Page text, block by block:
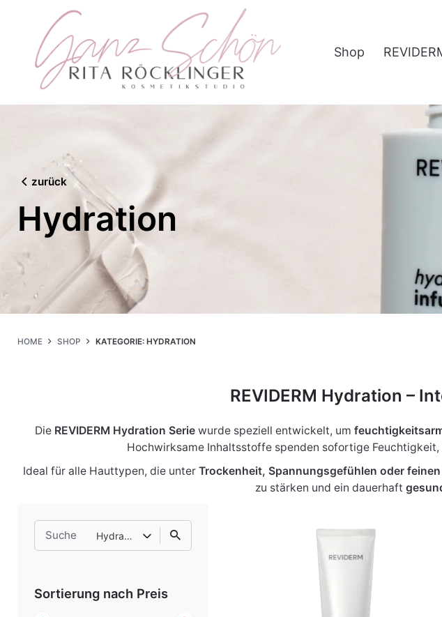
Shop
zurück
Hydration
HOME SHOP
KATEGORIE: HYDRATION
REVIDERM Hydration –
Die REVIDERM Hydration Serie wurde speziell entwickelt, um
Hochwirksame Inhaltsstoffe spenden sofortige
Ideal für alle Hauttypen, die unter Trockenheit, Spannungsgefühlen oder
zu stärken und ein dauerhaft
Search
for
Hydration
Sortierung nach Preis